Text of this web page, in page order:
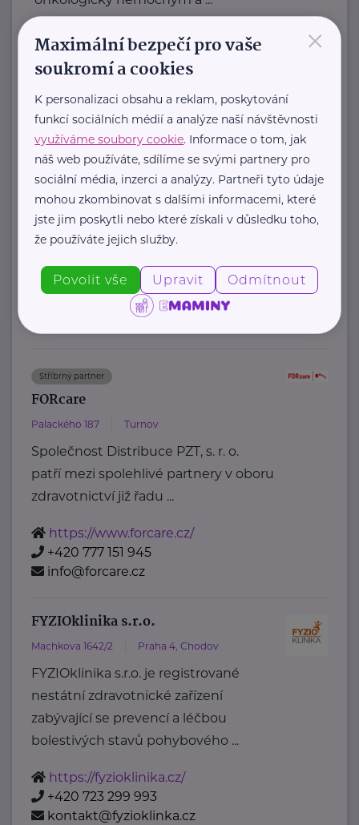
https://www.amelie-zs.cz/
praha@amelie-zs.cz
Cosmee Vision s. r. o.
Kodaňská 1441/46
Sallie je značka lesní kosmetiky z
Karlových Varů.
Propojuje kvalitní přírodní
ingredience, blahodárné účinky ...
https://sallie.cz/
Stříbrný partner
FORcare
Palackého 187 Turnov
Společnost Distribuce PZT, s. r. o.
patří mezi spolehlivé partnery v oboru
zdravotnictví již řadu ...
https://www.forcare.cz/
+420 777 151 945
info@forcare.cz
FYZIOklinika s.r.o.
Machkova 1642/2 Praha 4, Chodov
FYZIOklinika s.r.o. je registrované
nestátní zdravotnické zařízení
zabývající se prevencí a léčbou
bolestivých stavů pohybového ...
https://fyzioklinika.cz/
+420 723 299 993
kontakt@fyzioklinka.cz
×
Maximální bezpečí pro vaše
soukromí a cookies
K personalizaci obsahu a reklam, poskytování
funkcí sociálních médií a analýze naší návštěvnosti
využíváme soubory cookie. Informace o tom, jak
náš web používáte, sdílíme se svými partnery pro
sociální média, inzerci a analýzy. Partneři tyto údaje
mohou zkombinovat s dalšími informacemi, které
jste jim poskytli nebo které získali v důsledku toho,
že používáte jejich služby.
Povolit vše Upravit Odmítnout